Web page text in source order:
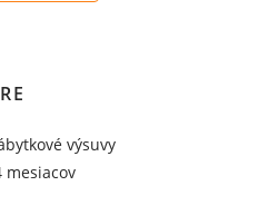
výsuvy
mesiacov